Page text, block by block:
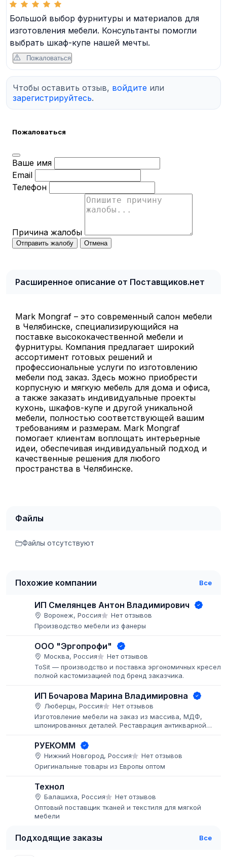
Большой выбор фурнитуры и материалов для
изготовления мебели. Консультанты помогли
выбрать шкаф-купе нашей мечты.
Пожаловаться
Чтобы оставить отзыв, войдите или
зарегистрируйтесь.
Пожаловаться
Ваше имя
Email
Телефон
Причина жалобы
Отправить жалобу Отмена
Расширенное описание от Поставщиков.нет
Mark Mongraf – это современный салон мебели
в Челябинске, специализирующийся на
поставке высококачественной мебели и
фурнитуры. Компания предлагает широкий
ассортимент готовых решений и
профессиональные услуги по изготовлению
мебели под заказ. Здесь можно приобрести
корпусную и мягкую мебель для дома и офиса,
а также заказать индивидуальные проекты
кухонь, шкафов-купе и другой уникальной
мебели, полностью соответствующей вашим
требованиям и размерам. Mark Mongraf
помогает клиентам воплощать интерьерные
идеи, обеспечивая индивидуальный подход и
качественные решения для любого
пространства в Челябинске.
Файлы
Файлы отсутствуют
Похожие компании Все
ИП Смелянцев Антон Владимирович
Воронеж, Россия
Нет отзывов
Производство мебели из фанеры
ООО "Эргопрофи"
Москва, Россия
Нет отзывов
ToSit — производство и поставка эргономичных кресел с
полной кастомизацией под бренд заказчика.
ИП Бочарова Марина Владимировна
Люберцы, Россия
Нет отзывов
Изготовление мебели на заказ из массива, МДФ,
шпонированных деталей. Реставрация антикварной
объёмы.
РУЕКОММ
Нижний Новгород, Россия
Нет отзывов
Оригинальные товары из Европы оптом
Технол
Балашиха, Россия
Нет отзывов
Оптовый поставщик тканей и текстиля для мягкой
мебели
Подходящие заказы Все